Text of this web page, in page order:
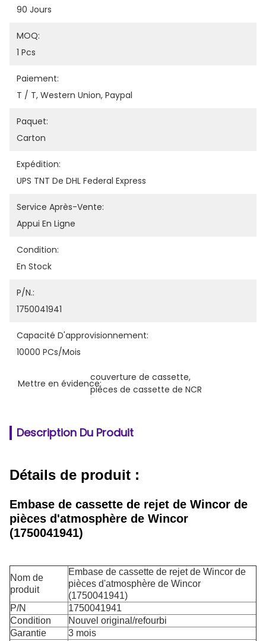
90 Jours
MOQ:
1 Pcs
Paiement:
T / T, Western Union, Paypal
Paquet:
Carton
Expédition:
UPS TNT De DHL Federal Express
Service Après-Vente:
Appui En Ligne
Condition:
En Stock
P/N.:
1750041941
Capacité D'approvisionnement:
10000 PCs/mois
Mettre en évidence:
couverture de cassette,
pièces de cassette de NCR
Description Du Produit
Détails de produit :
Embase de cassette de rejet de Wincor de
pièces d'atmosphère de Wincor
(1750041941)
Nom de
produit
Embase de cassette de rejet de Wincor de
pièces d'atmosphère de Wincor
(1750041941)
P/N
1750041941
Condition
Nouvel original/refourbi
Garantie
3 mois